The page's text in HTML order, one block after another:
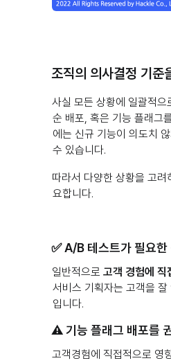
조직의 의사결정 기준
사실 모든 상황에 일괄적
순 배포, 혹은 기능 플래그
에는 신규 기능이 의도치
수 있습니다.
따라서 다양한 상황을 고
요합니다.
✅ A/B 테스트가 필요한
일반적으로 고객 경험에 직
서비스 기획자는 고객을
입니다.
⚠️ 기능 플래그 배포를
고객경험에 직접적으로 영